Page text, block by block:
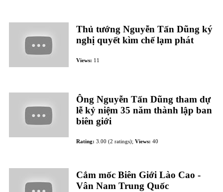
Thủ tướng Nguyễn Tấn Dũng ký
nghị quyết kìm chế lạm phát
Views: 11
Ông Nguyễn Tấn Dũng tham dự
lễ kỷ niệm 35 năm thành lập ban
biên giới
Rating: 3.00 (2 ratings); Views: 40
Cắm mốc Biên Giới Lào Cao -
Vân Nam Trung Quốc